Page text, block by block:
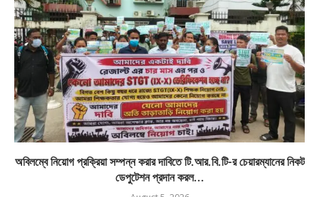
অবিলম্বে নিয়োগ প্রক্রিয়া সম্পন্ন করার দাবিতে টি.আর.বি.টি-র চেয়ারম্যানের নিকট
ডেপুটেশন প্রদান করল...